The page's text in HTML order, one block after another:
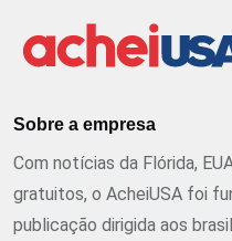
Sobre a empresa
Com notícias da Flórida,
gratuitos, o AcheiUSA foi
publicação dirigida aos